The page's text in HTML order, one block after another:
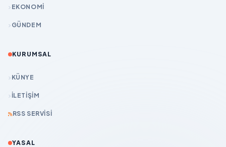
EKONOMİ
GÜNDEM
KURUMSAL
KÜNYE
İLETIŞIM
RSS SERVISI
YASAL